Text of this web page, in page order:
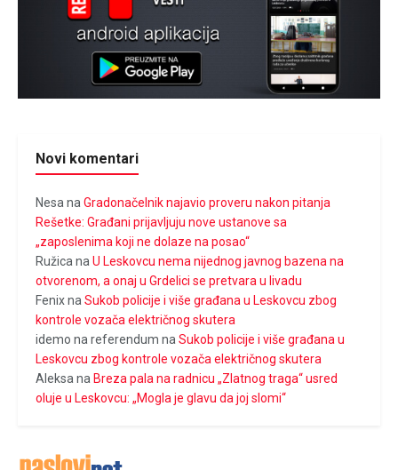
Novi komentari
NesanaGradonačelnik najavio proveru nakon pitanja
Rešetke: Građani prijavljuju nove ustanove sa
„zaposlenima koji ne dolaze na posao“
RužicanaU Leskovcu nema nijednog javnog bazena na
otvorenom, a onaj u Grdelici se pretvara u livadu
FenixnaSukob policije i više građana u Leskovcu zbog
kontrole vozača električnog skutera
idemo na referendum naSukob policije i više građana u
Leskovcu zbog kontrole vozača električnog skutera
Aleksana Breza pala na radnicu „Zlatnog traga“ usred
oluje u Leskovcu: „Mogla je glavu da joj slomi“